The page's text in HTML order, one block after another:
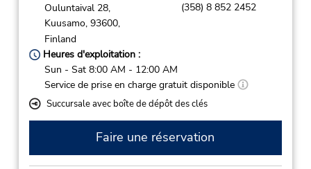
Ouluntaival 28,
Kuusamo, 93600,
Finland
(358) 8 852 2452
Heures d'exploitation :
Sun - Sat 8:00 AM - 12:00 AM
Service de prise en charge gratuit disponible
Succursale avec boîte de dépôt des clés
Faire une réservation